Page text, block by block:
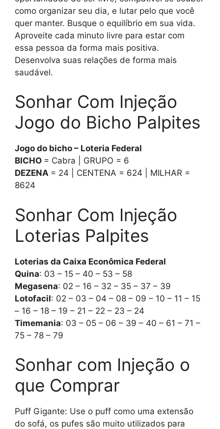
como organizar seu dia, e lutar pelo que você
quer manter. Busque o equilíbrio em sua vida.
Aproveite cada minuto livre para estar com
essa pessoa da forma mais positiva.
Desenvolva suas relações de forma mais
saudável.
Sonhar Com Injeção
Jogo do Bicho Palpites
Jogo do bicho – Loteria Federal
BICHO = Cabra | GRUPO = 6
DEZENA = 24 | CENTENA = 624 | MILHAR =
8624
Sonhar Com Injeção
Loterias Palpites
Loterias da Caixa Econômica Federal
Quina: 03 – 15 – 40 – 53 – 58
Megasena: 02 – 16 – 32 – 35 – 37 – 39
Lotofacil: 02 – 03 – 04 – 08 – 09 – 10 – 11 – 15
– 16 – 18 – 19 – 21 – 22 – 23 – 24
Timemania: 03 – 05 – 06 – 39 – 40 – 61 – 71 –
75 – 78 – 79
Sonhar com Injeção o
que Comprar
Puff Gigante: Use o puff como uma extensão
do sofá, os pufes são muito utilizados para